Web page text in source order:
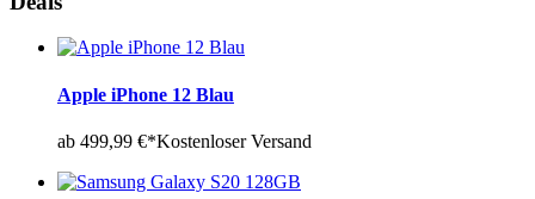
Apple iPhone 12 Blau
ab 499,99 €*Kostenloser Versand